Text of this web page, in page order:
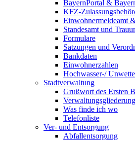
BayernPortal &
KFZ-
Einwohnermeldeamt
Standesamt und
Formulare
Satzungen und
Bankdaten
Einwohnerzahlen
Hochwasser-/
Stadtverwaltung
Grußwort des Ersten
Verwaltungsgliederung
Was finde ich wo
Telefonliste
Ver- und Entsorgung
Abfallentsorgung